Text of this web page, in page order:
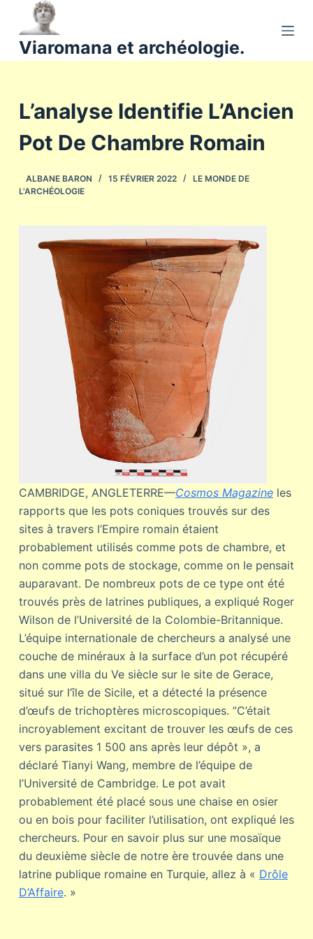
a
n
Viaromana et archéologie.
L’analyse Identifie L’Ancien
Pot De Chambre Romain
ALBANE BARON 15 FÉVRIER 2022
LE MONDE DE
L'ARCHÉOLOGIE
CAMBRIDGE, ANGLETERRE—Cosmos Magazineles
rapports que les pots coniques trouvés sur des
sites à travers l’Empire romain étaient
probablement utilisés comme pots de chambre, et
non comme pots de stockage, comme on le pensait
auparavant. De nombreux pots de ce type ont été
trouvés près de latrines publiques, a expliqué Roger
Wilson de l’Université de la Colombie-Britannique.
L’équipe internationale de chercheurs a analysé une
couche de minéraux à la surface d’un pot récupéré
dans une villa du Ve siècle sur le site de Gerace,
situé sur l’île de Sicile, et a détecté la présence
d’œufs de trichoptères microscopiques. ”C’était
incroyablement excitant de trouver les œufs de ces
vers parasites 1 500 ans après leur dépôt », a
déclaré Tianyi Wang, membre de l’équipe de
l’Université de Cambridge. Le pot avait
probablement été placé sous une chaise en osier
ou en bois pour faciliter l’utilisation, ont expliqué les
chercheurs. Pour en savoir plus sur une mosaïque
du deuxième siècle de notre ère trouvée dans une
latrine publique romaine en Turquie, allez à « Drôle
D’Affaire. »